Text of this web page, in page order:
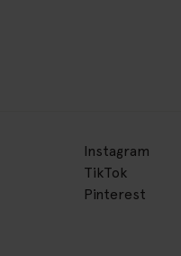
Instagram
TikTok
Pinterest